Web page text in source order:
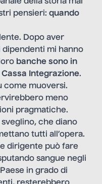
pensieri: quando
Dopo aver
mi hanno
banche sono in
Integrazione.
come muoversi.
meno
pragmatiche.
sveglino, che diano
tutti all’opera.
dirigente può fare
sangue negli
in grado di